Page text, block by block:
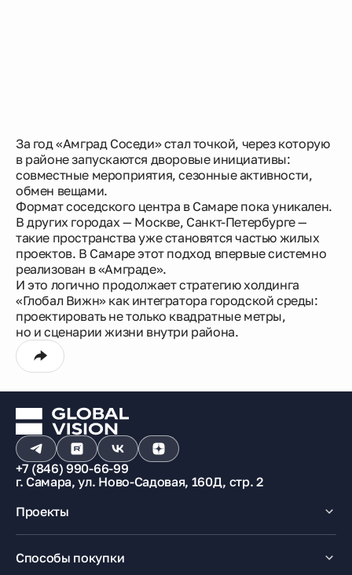
За год «Амград Соседи» стал точкой, через которую
в районе запускаются дворовые инициативы:
совместные мероприятия, сезонные активности,
обмен вещами.
Формат соседского центра в Самаре пока уникален.
В других городах — Москве, Санкт-Петербурге —
такие пространства уже становятся частью жилых
проектов. В Самаре этот подход впервые системно
реализован в «Амграде».
И это логично продолжает стратегию холдинга
«Глобал Вижн» как интегратора городской среды:
проектировать не только квадратные метры,
но и сценарии жизни внутри района.
+7 (846) 990-66-99
г. Самара, ул. Ново-Садовая, 160Д, стр. 2
Проекты
Способы покупки